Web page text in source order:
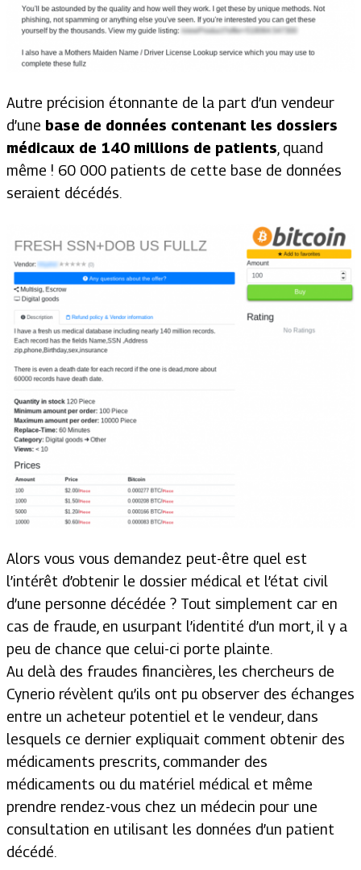
Autre précision étonnante de la part d’un vendeur
d’une base de données contenant les dossiers
médicaux de 140 millions de patients, quand
même ! 60 000 patients de cette base de données
seraient décédés.
Alors vous vous demandez peut-être quel est
l’intérêt d’obtenir le dossier médical et l’état civil
d’une personne décédée ? Tout simplement car en
cas de fraude, en usurpant l’identité d’un mort, il y a
peu de chance que celui-ci porte plainte.
Au delà des fraudes financières, les chercheurs de
Cynerio révèlent qu’ils ont pu observer des échanges
entre un acheteur potentiel et le vendeur, dans
lesquels ce dernier expliquait comment obtenir des
médicaments prescrits, commander des
médicaments ou du matériel médical et même
prendre rendez-vous chez un médecin pour une
consultation en utilisant les données d’un patient
décédé.